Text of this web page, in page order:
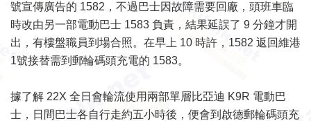
號宣傳廣告的 1582，不過巴士因故障需要回廠，頭班車臨
時改由另一部電動巴士 1583 負責，結果延誤了 9 分鐘才開
出，有樓盤職員到場合照。在早上 10 時許，1582 返回維港
1號接替需到郵輪碼頭充電的 1583。
據了解 22X 全日會輪流使用兩部單層比亞迪 K9R 電動巴
士，日間巴士各自行走約五小時後，便會到啟德郵輪碼頭充